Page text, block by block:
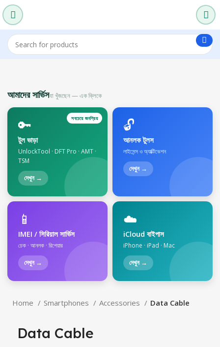
আমাদের সার্ভিসযা খুঁজছেন — এক ক্লিকে
সবচেয়ে জনপ্রিয়
🔑
টুল ভাড়া
UnlockTool · DFT Pro · AMT ·
TSM
দেখুন →
🔓
আনলক টুলস
লাইসেন্স ও অ্যাক্টিভেশন
দেখুন →
📱
IMEI / সিরিয়াল সার্ভিস
চেক · আনলক · রিপেয়ার
দেখুন →
☁️
iCloud বাইপাস
iPhone · iPad · Mac
দেখুন →
Home Smartphones Accessories Data Cable
Data Cable